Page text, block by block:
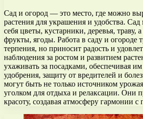
Сад и огород — это место, где можно
растения для украшения и удобства.
себя цветы, кустарники, деревья,
фрукты, ягоды. Работа в саду и огороде
терпения, но приносит радость и
наблюдения за ростом и развитием
ухаживать за посадками, обеспечивая
удобрения, защиту от вредителей и
могут быть не только источником
уголком для отдыха и релаксации. Они
красоту, создавая атмосферу гармонии с